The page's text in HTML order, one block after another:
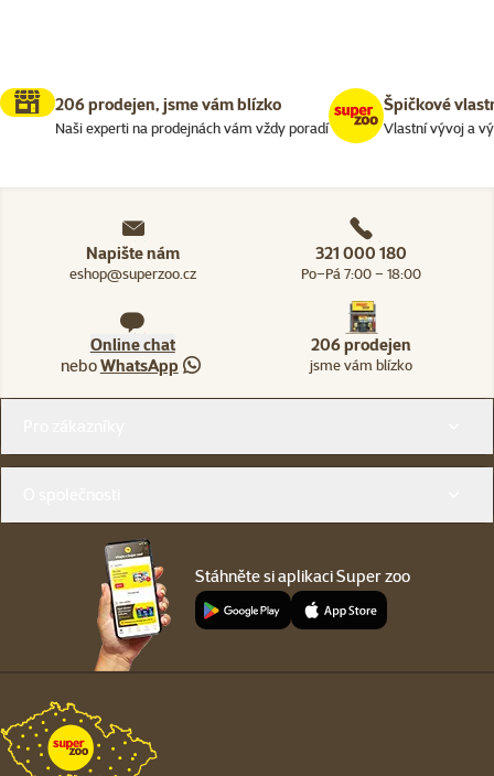
206 prodejen, jsme vám blízko
Naši experti na prodejnách vám vždy poradí
Špičkové
Vlastní vývoj a
Napište nám
eshop@superzoo.cz
321 000 180
Po–Pá 7:00 – 18:00
Online chat
neboWhatsApp
206 prodejen
jsme vám blízko
Stáhněte si aplikaci Super zoo